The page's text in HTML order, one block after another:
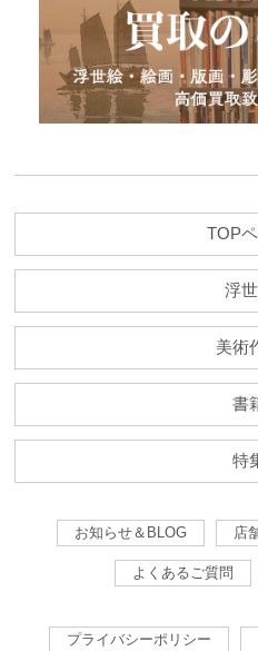
TOP
浮
美術
書
特
お知らせ＆BLOG 店
よくあるご質問
プライバシーポリシー